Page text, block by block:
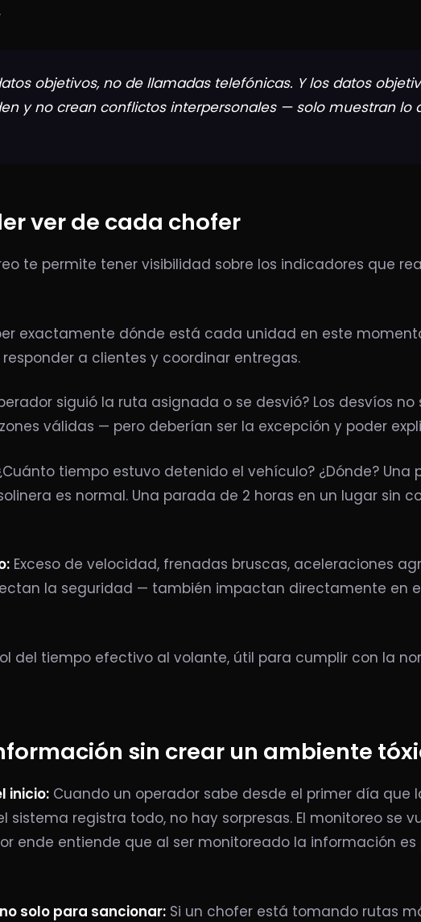
objetivos, no de llamadas telefónicas. Y los datos
y no crean conflictos interpersonales — solo muestran lo
ver de cada chofer
te permite tener visibilidad sobre los indicadores que
exactamente dónde está cada unidad en este
a clientes y coordinar entregas.
siguió la ruta asignada o se desvió? Los desvíos no
válidas — pero deberían ser la excepción y poder
tiempo estuvo detenido el vehículo? ¿Dónde? Una
es normal. Una parada de 2 horas en un lugar sin
Exceso de velocidad, frenadas bruscas, aceleraciones
la seguridad — también impactan directamente en
del tiempo efectivo al volante, útil para cumplir con la
sin crear un ambiente
inicio: Cuando un operador sabe desde el primer día que
sistema registra todo, no hay sorpresas. El monitoreo se
ende entiende que al ser monitoreado la información es
solo para sancionar: Si un chofer está tomando rutas